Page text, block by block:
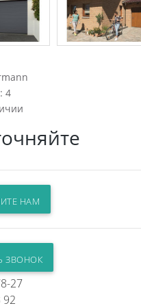
4
НАМ
ЗВОНОК
27
92